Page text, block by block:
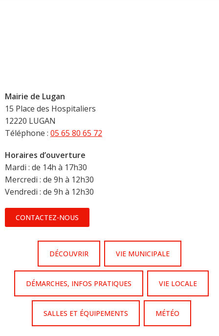
Mairie de Lugan
15 Place des Hospitaliers
12220 LUGAN
Téléphone : 05 65 80 65 72
Horaires d’ouverture
Mardi : de 14h à 17h30
Mercredi : de 9h à 12h30
Vendredi : de 9h à 12h30
CONTACTEZ-NOUS
DÉCOUVRIR VIE MUNICIPALE
DÉMARCHES, INFOS PRATIQUES VIE LOCALE
SALLES ET ÉQUIPEMENTS MÉTÉO